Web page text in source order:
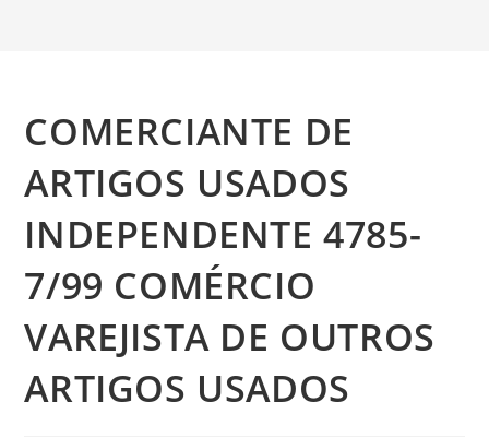
COMERCIANTE DE
ARTIGOS USADOS
INDEPENDENTE 4785-
7/99 COMÉRCIO
VAREJISTA DE OUTROS
ARTIGOS USADOS